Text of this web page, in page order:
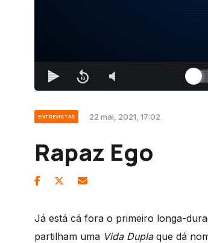
ENTREVISTAS 22 mai, 2021, 17:02
Rapaz Ego
Já está cá fora o primeiro longa-
partilham uma Vida Duplaque dá